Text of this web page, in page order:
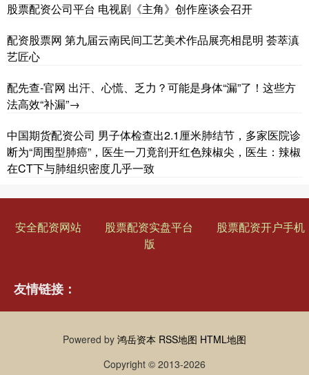
股票配资公司平台 电视剧《主角》创作座谈会召开
配资股票网 第九届云南民间工艺美术作品展亮相昆明 荟萃滇
艺匠心
配先查-官网 出汗、心慌、乏力？可能是身体“漏”了！这些方
法高效“补漏”→
中国期货配资公司 男子体检查出2.1厘米肺结节，多家医院诊
断为“周围型肺癌”，医生一刀竟剖开红色辣椒尖，医生：辣椒
在CT下与肺组织密度几乎一致
安全配资网站 股票配资实盘平台
股票配资开户手机
版
友情链接：
Powered by 鸿岳资本 RSS地图 HTML地图
Copyright © 2013-2026